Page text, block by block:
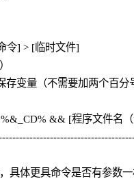
] > [临时文件]
量（不需要加两个百分
&& [程序文件名（
具体更具命令是否有参数